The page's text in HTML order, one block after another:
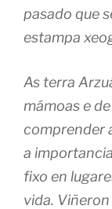
pasado que
estampa
As terra
mámoas e
comprender
a
fixo en
vida.